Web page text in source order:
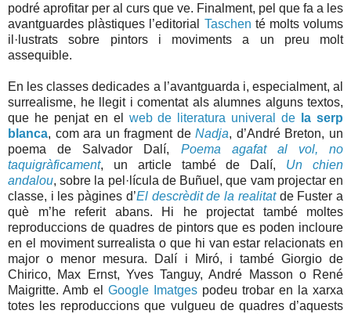
podré aprofitar per al curs que ve. Finalment, pel que fa a les
avantguardes plàstiques l’editorial Taschen té molts volums
il·lustrats sobre pintors i moviments a un preu molt
assequible.
En les classes dedicades a l’avantguarda i, especialment, al
surrealisme, he llegit i comentat als alumnes alguns textos,
que he penjat en el web de literatura univeral de
la serp
blanca, com ara un fragment deNadja, d’André Breton, un
poema de Salvador Dalí, Poema agafat al vol, no
taquigràficament, un article també de Dalí, Un chien
andalou, sobre la pel·lícula de Buñuel, que vam projectar en
classe, i les pàgines d’El descrèdit de la realitat de Fuster a
què m’he referit abans. Hi he projectat també moltes
reproduccions de quadres de pintors que es poden incloure
en el moviment surrealista o que hi van estar relacionats en
major o menor mesura. Dalí i Miró, i també Giorgio de
Chirico, Max Ernst, Yves Tanguy, André Masson o René
Maigritte. Amb el Google Imatges podeu trobar en la xarxa
totes les reproduccions que vulgueu de quadres d’aquests